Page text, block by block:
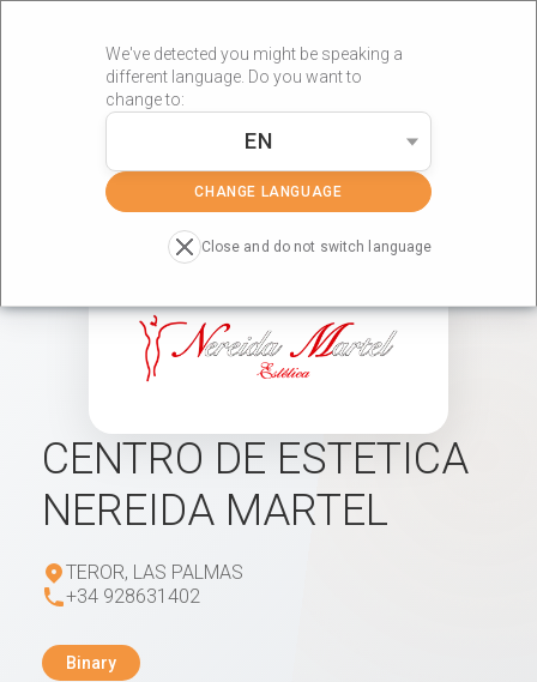
We've detected you might be speaking a
different language. Do you want to
change to:
EN
CHANGE LANGUAGE
Close and do not switch language
MARTEL
CENTRO DE ESTETICA
NEREIDA MARTEL
TEROR, LAS PALMAS
+34 928631402
Binary